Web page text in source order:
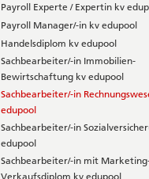
Payroll Experte / Expertin kv
Payroll Manager/-in kv edupool
Handelsdiplom kv edupool
Sachbearbeiter/-in Immobilien-
Bewirtschaftung kv edupool
Sachbearbeiter/-in
edupool
Sachbearbeiter/-in
edupool
Sachbearbeiter/-in mit
Verkaufsdiplom kv edupool